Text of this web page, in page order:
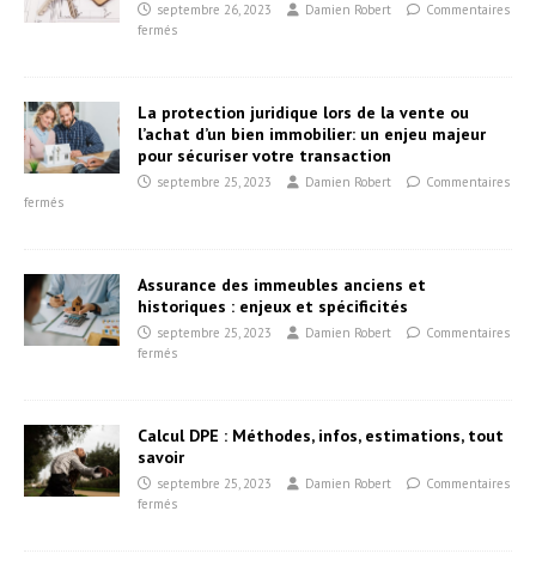
septembre 26, 2023 Damien Robert
Commentaires
fermés
La protection juridique lors de la vente ou
l’achat d’un bien immobilier: un enjeu majeur
pour sécuriser votre transaction
septembre 25, 2023 Damien Robert
Commentaires
fermés
Assurance des immeubles anciens et
historiques : enjeux et spécificités
septembre 25, 2023 Damien Robert
Commentaires
fermés
Calcul DPE : Méthodes, infos, estimations, tout
savoir
septembre 25, 2023 Damien Robert
Commentaires
fermés